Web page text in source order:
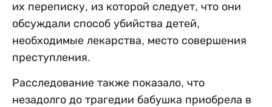
их переписку, из которой следует, что они
обсуждали способ убийства детей,
необходимые лекарства, место совершения
преступления.
Расследование также показало, что
незадолго до трагедии бабушка приобрела в